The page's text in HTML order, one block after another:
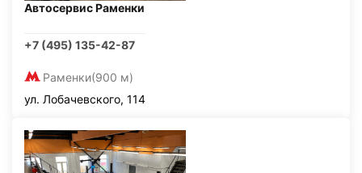
Автосервис Раменки
+7 (495) 135-42-87
Раменки(900 м)
ул. Лобачевского, 114